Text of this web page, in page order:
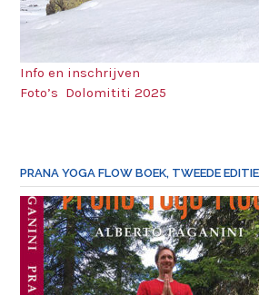
Info en inschrijven
Foto’s Dolomititi 2025
PRANA YOGA FLOW BOEK, TWEEDE